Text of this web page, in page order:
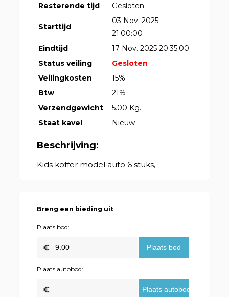
Resterende tijd
Gesloten
Starttijd
03 Nov. 2025
21:00:00
Eindtijd
17 Nov. 2025 20:35:00
Status veiling
Gesloten
Veilingkosten
15%
Btw
21%
Verzendgewicht
5.00 Kg.
Staat kavel
Nieuw
Beschrijving:
Kids koffer model auto 6 stuks,
Breng een bieding uit
Plaats bod:
Plaats autobod: